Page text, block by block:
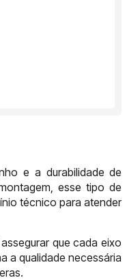
e a durabilidade de
esse tipo de
técnico para atender
que cada eixo
a qualidade necessária